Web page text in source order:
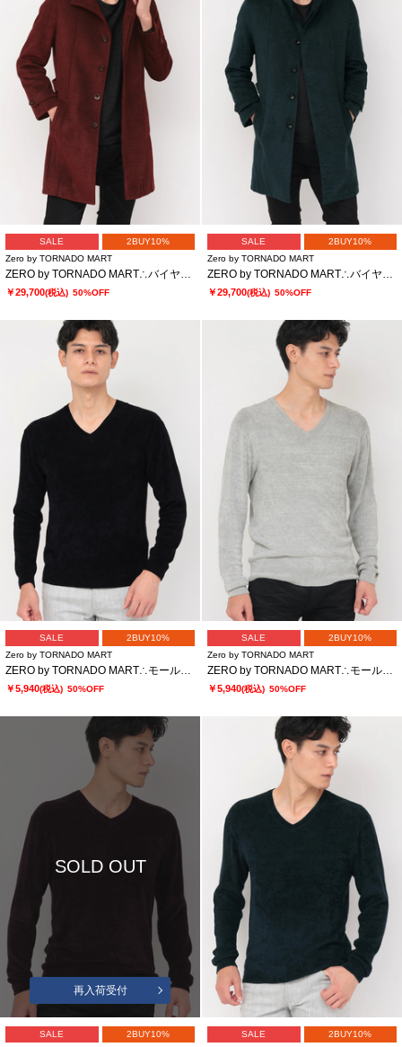
SALE
2BUY10%
Zero by TORNADO MART
￥29,700(税込) 50%OFF
SALE
2BUY10%
Zero by TORNADO MART
￥29,700(税込) 50%OFF
SALE
2BUY10%
Zero by TORNADO MART
￥5,940(税込) 50%OFF
SALE
2BUY10%
Zero by TORNADO MART
￥5,940(税込) 50%OFF
SOLD OUT
再入荷受付
SALE
2BUY10%
SALE
2BUY10%